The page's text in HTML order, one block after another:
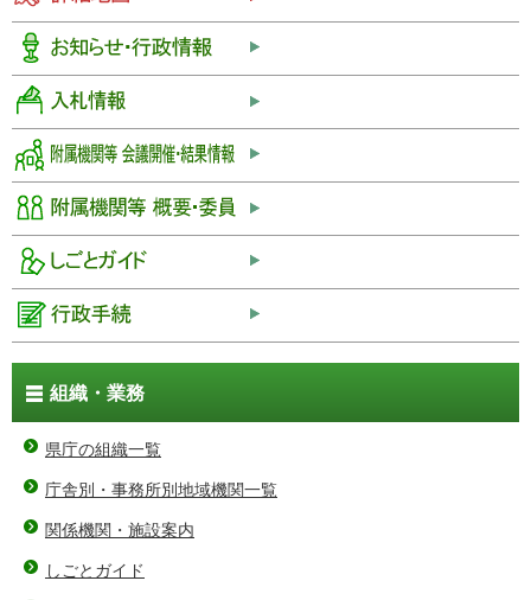
組織・業務
県庁の組織一覧
庁舎別・事務所別地域機関一覧
関係機関・施設案内
しごとガイド